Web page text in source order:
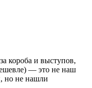
короба и выступов,
— это не наш
но не нашли